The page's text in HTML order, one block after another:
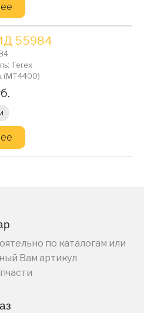
55984
Terex
(MT4400)
по каталогам или
Вам артикул